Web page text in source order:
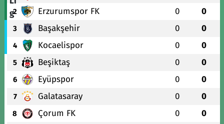
2 Erzurumspor FK 0 0
3 Başakşehir 0 0
4 Kocaelispor 0 0
5 Beşiktaş 0 0
6 Eyüpspor 0 0
7 Galatasaray 0 0
8 Çorum FK 0 0